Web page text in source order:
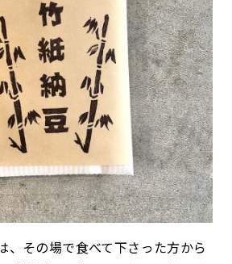
、その場で食べて下さった方から